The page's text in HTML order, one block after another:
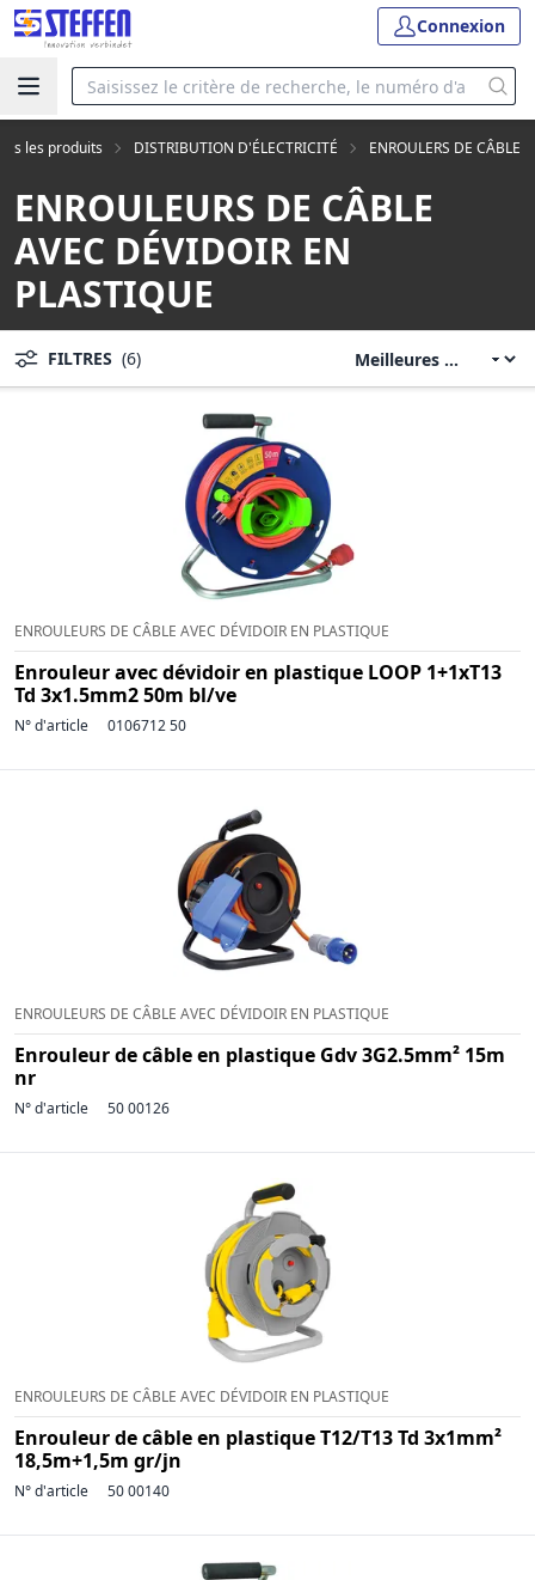
Connexion
les produits DISTRIBUTION D'ÉLECTRICITÉ ENROULERS DE CÂBLE
ENROULEURS DE CÂBLE
AVEC DÉVIDOIR EN
PLASTIQUE
FILTRES (6)
ENROULEURS DE CÂBLE AVEC DÉVIDOIR EN PLASTIQUE
Enrouleur avec dévidoir en plastique LOOP 1+1xT13
Td 3x1.5mm2 50m bl/ve
N° d'article 0106712 50
ENROULEURS DE CÂBLE AVEC DÉVIDOIR EN PLASTIQUE
Enrouleur de câble en plastique Gdv 3G2.5mm² 15m
nr
N° d'article 50 00126
ENROULEURS DE CÂBLE AVEC DÉVIDOIR EN PLASTIQUE
Enrouleur de câble en plastique T12/T13 Td 3x1mm²
18,5m+1,5m gr/jn
N° d'article 50 00140